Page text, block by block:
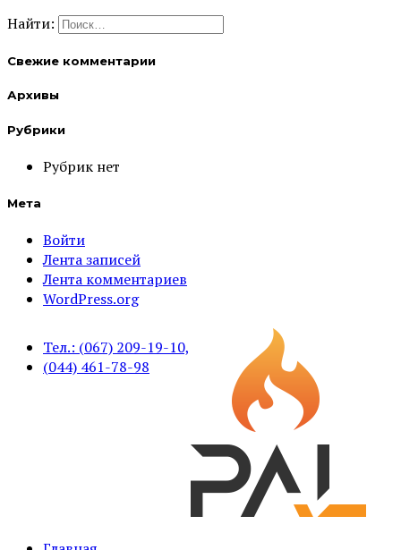
Найти:
Свежие комментарии
Архивы
Рубрики
Рубрик нет
Мета
Войти
Лента записей
Лента комментариев
WordPress.org
Тел.: (067) 209-19-10,
(044) 461-78-98